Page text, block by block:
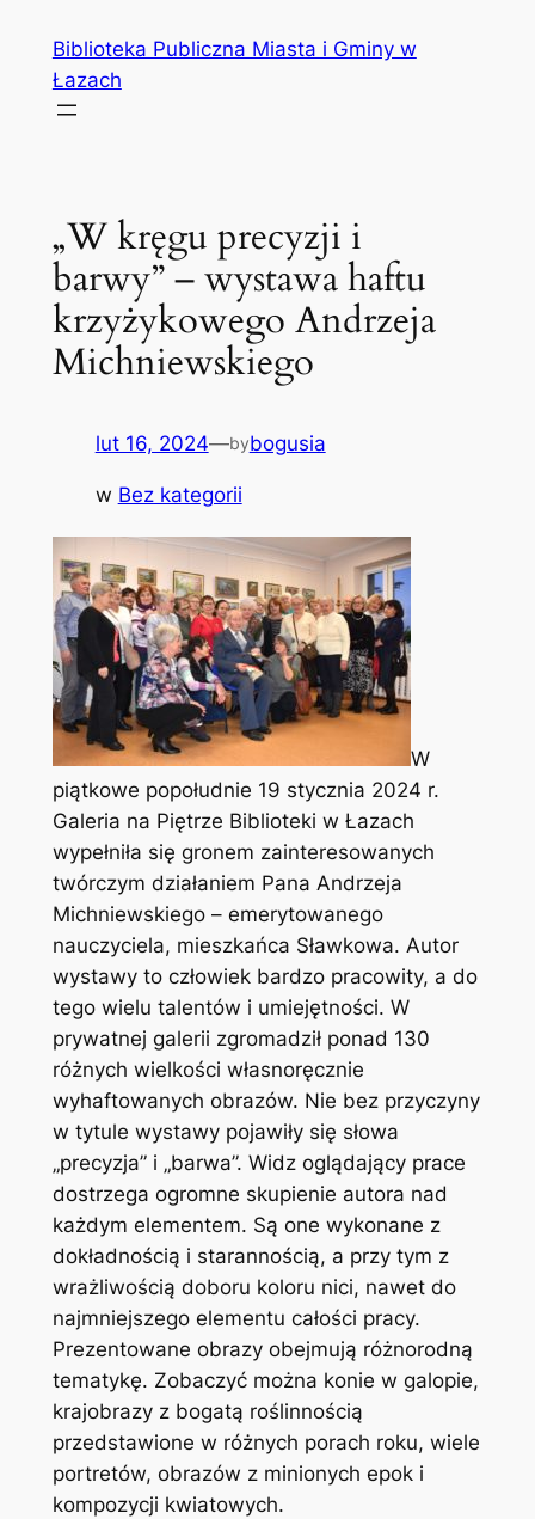
treści
Biblioteka Publiczna Miasta i Gminy w
Łazach
„W kręgu precyzji i
barwy” – wystawa haftu
krzyżykowego Andrzeja
Michniewskiego
lut 16, 2024—bybogusia
w Bez kategorii
W
piątkowe popołudnie 19 stycznia 2024 r.
Galeria na Piętrze Biblioteki w Łazach
wypełniła się gronem zainteresowanych
twórczym działaniem Pana Andrzeja
Michniewskiego – emerytowanego
nauczyciela, mieszkańca Sławkowa. Autor
wystawy to człowiek bardzo pracowity, a do
tego wielu talentów i umiejętności. W
prywatnej galerii zgromadził ponad 130
różnych wielkości własnoręcznie
wyhaftowanych obrazów. Nie bez przyczyny
w tytule wystawy pojawiły się słowa
„precyzja” i „barwa”. Widz oglądający prace
dostrzega ogromne skupienie autora nad
każdym elementem. Są one wykonane z
dokładnością i starannością, a przy tym z
wrażliwością doboru koloru nici, nawet do
najmniejszego elementu całości pracy.
Prezentowane obrazy obejmują różnorodną
tematykę. Zobaczyć można konie w galopie,
krajobrazy z bogatą roślinnością
przedstawione w różnych porach roku, wiele
portretów, obrazów z minionych epok i
kompozycji kwiatowych.